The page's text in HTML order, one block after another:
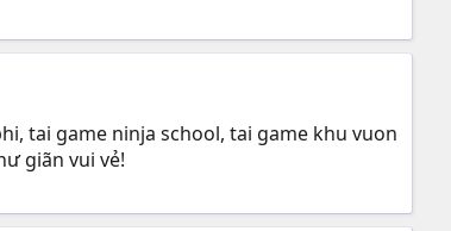
tai game ninja school, tai game khu vuon
giãn vui vẻ!